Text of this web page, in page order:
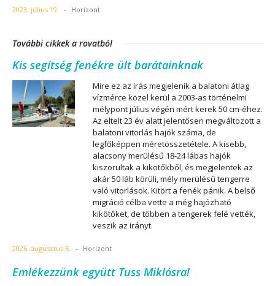
2023. július 19. - Horizont
További cikkek a rovatból
Kis segítség fenékre ült barátainknak
Mire ez az írás megjelenik a balatoni átlag
vízmérce közel kerül a 2003-as történelmi
mélypont július végén mért kerek 50 cm-éhez.
Az eltelt 23 év alatt jelentősen megváltozott a
balatoni vitorlás hajók száma, de
legfőképpen méretösszetétele. A kisebb,
alacsony merülésű 18-24 lábas hajók
kiszorultak a kikötőkből, és megjelentek az
akár 50 láb körüli, mély merülésű tengerre
való vitorlások. Kitört a fenék pánik. A belső
migráció célba vette a még hajózható
kikötőket, de többen a tengerek felé vették,
veszik az irányt.
2026. augusztus 5. - Horizont
Emlékezzünk együtt Tuss Miklósra!